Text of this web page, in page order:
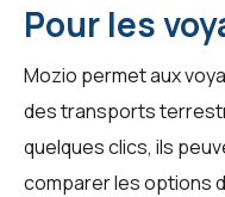
Pour les
Mozio permet aux
des transports
quelques clics, ils
comparer les options